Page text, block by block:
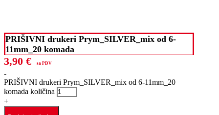
PRIŠIVNI drukeri Prym_SILVER_mix od 6-
11mm_20 komada
3,90 € sa PDV
-
PRIŠIVNI drukeri Prym_SILVER_mix od 6-11mm_20
komada količina
+